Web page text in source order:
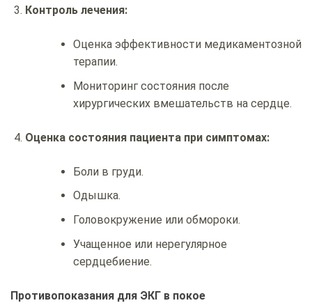
Контроль лечения:
Оценка эффективности медикаментозной
терапии.
Мониторинг состояния после
хирургических вмешательств на сердце.
Оценка состояния пациента при симптомах:
Боли в груди.
Одышка.
Головокружение или обмороки.
Учащенное или нерегулярное
сердцебиение.
Противопоказания для ЭКГ в покое